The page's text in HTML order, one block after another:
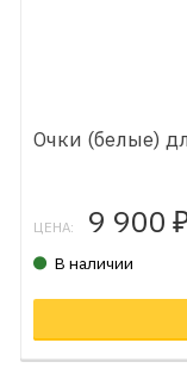
Очки (белые)
ЦЕНА: 9 900
В наличии